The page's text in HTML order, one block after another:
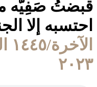
قبضتُ صَفِيَّه
احتسبه إلا
٢٠٢٣